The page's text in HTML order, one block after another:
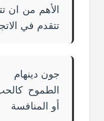
الأهم من ان
تتقدم في
جون دينهام
الطموح
أو المنافسة